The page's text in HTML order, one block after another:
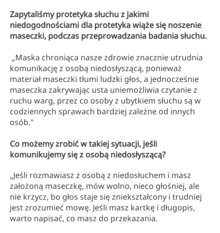
Zapytaliśmy protetyka słuchu z jakimi
niedogodnościami dla protetyka wiąże się noszenie
maseczki, podczas przeprowadzania badania słuchu.
„Maska chroniąca nasze zdrowie znacznie utrudnia
komunikację z osobą niedosłyszącą, ponieważ
materiał maseczki tłumi ludzki głos, a jednocześnie
maseczka zakrywając usta uniemożliwia czytanie z
ruchu warg, przez co osoby z ubytkiem słuchu są w
codziennych sprawach bardziej zależne od innych
osób."
Co możemy zrobić w takiej sytuacji, jeśli
komunikujemy się z osobą niedosłyszącą?
„Jeśli rozmawiasz z osobą z niedosłuchem i masz
założoną maseczkę, mów wolno, nieco głośniej, ale
nie krzycz, bo głos staje się zniekształcony i trudniej
jest zrozumieć mowę. Jeśli masz kartkę i długopis,
warto napisać, co masz do przekazania.